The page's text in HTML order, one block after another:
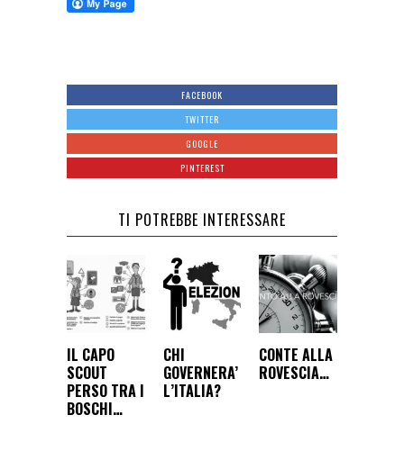
FACEBOOK
TWITTER
GOOGLE
PINTEREST
TI POTREBBE INTERESSARE
IL CAPO
SCOUT
PERSO TRA I
BOSCHI…
CHI
GOVERNERA’
L’ITALIA?
CONTE ALLA
ROVESCIA…